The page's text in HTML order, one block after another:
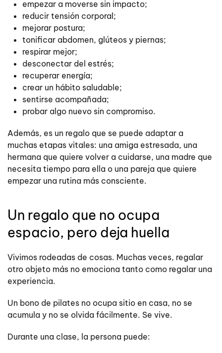
empezar a moverse sin impacto;
reducir tensión corporal;
mejorar postura;
tonificar abdomen, glúteos y piernas;
respirar mejor;
desconectar del estrés;
recuperar energía;
crear un hábito saludable;
sentirse acompañada;
probar algo nuevo sin compromiso.
Además, es un regalo que se puede adaptar a
muchas etapas vitales: una amiga estresada, una
hermana que quiere volver a cuidarse, una madre que
necesita tiempo para ella o una pareja que quiere
empezar una rutina más consciente.
Un regalo que no ocupa
espacio, pero deja huella
Vivimos rodeadas de cosas. Muchas veces, regalar
otro objeto más no emociona tanto como regalar una
experiencia.
Un bono de pilates no ocupa sitio en casa, no se
acumula y no se olvida fácilmente. Se vive.
Durante una clase, la persona puede: